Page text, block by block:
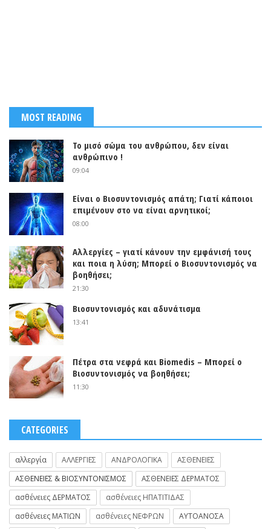
MOST READING
Το μισό σώμα του ανθρώπου, δεν είναι
ανθρώπινο !
09:04
Είναι ο Βιοσυντονισμός απάτη; Γιατί κάποιοι
επιμένουν στο να είναι αρνητικοί;
08:00
Αλλεργίες – γιατί κάνουν την εμφάνισή τους
και ποια η λύση; Μπορεί ο Βιοσυντονισμός να
βοηθήσει;
21:30
Βιοσυντονισμός και αδυνάτισμα
13:41
Πέτρα στα νεφρά και Biomedis – Μπορεί ο
Βιοσυντονισμός να βοηθήσει;
11:30
CATEGORIES
αλλεργία ΑΛΛΕΡΓΙΕΣ ΑΝΔΡΟΛΟΓΙΚΑ
ΑΣΘΕΝΕΙΕΣ
ΑΣΘΕΝΕΙΕΣ & ΒΙΟΣΥΝΤΟΝΙΣΜΟΣ
ΑΣΘΕΝΕΙΕΣ ΔΕΡΜΑΤΟΣ
ασθένειες ΔΕΡΜΑΤΟΣ
ασθένειες ΗΠΑΤΙΤΙΔΑΣ
ασθένειες ΜΑΤΙΩΝ
ασθένειες ΝΕΦΡΩΝ
ΑΥΤΟΑΝΟΣΑ